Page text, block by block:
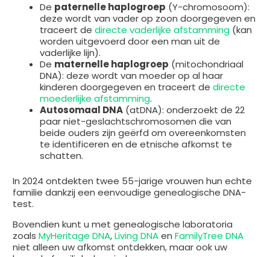
De paternelle haplogroep (Y-chromosoom):
deze wordt van vader op zoon doorgegeven en
traceert de directe vaderlijke afstamming (kan
worden uitgevoerd door een man uit de
vaderlijke lijn).
De maternelle haplogroep (mitochondriaal
DNA): deze wordt van moeder op al haar
kinderen doorgegeven en traceert de directe
moederlijke afstamming.
Autosomaal DNA (atDNA): onderzoekt de 22
paar niet-geslachtschromosomen die van
beide ouders zijn geërfd om overeenkomsten
te identificeren en de etnische afkomst te
schatten.
In 2024 ontdekten twee 55-jarige vrouwen hun echte
familie dankzij een eenvoudige genealogische DNA-
test.
Bovendien kunt u met genealogische laboratoria
zoals MyHeritage DNA,Living DNAen FamilyTree DNA
niet alleen uw afkomst ontdekken, maar ook uw